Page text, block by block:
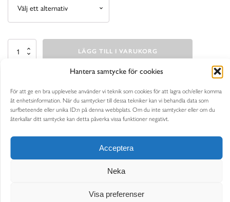
Hantera samtycke för cookies
För att ge en bra upplevelse använder vi teknik som cookies för att lagra och/eller komma
åt enhetsinformation. När du samtycker till dessa tekniker kan vi behandla data som
surfbeteende eller unika ID:n på denna webbplats. Om du inte samtycker eller om du
återkallar ditt samtycke kan detta påverka vissa funktioner negativt.
Acceptera
Neka
Visa preferenser
ulltröja
(flera
LÄGG TILL I VARUKORG
BESKRIVNING
YTTERLIGARE INFORMATION
RECENSIONER (0)